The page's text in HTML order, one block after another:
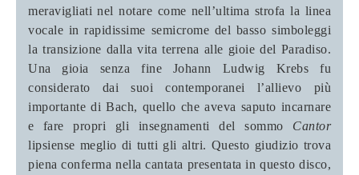
meravigliati nel notare come nell’ultima strofa la linea
vocale in rapidissime semicrome del basso simboleggi
la transizione dalla vita terrena alle gioie del Paradiso.
Una gioia senza fine Johann Ludwig Krebs fu
considerato dai suoi contemporanei l’allievo più
importante di Bach, quello che aveva saputo incarnare
e fare propri gli insegnamenti del sommo Cantor
lipsiense meglio di tutti gli altri. Questo giudizio trova
piena conferma nella cantata presentata in questo disco,